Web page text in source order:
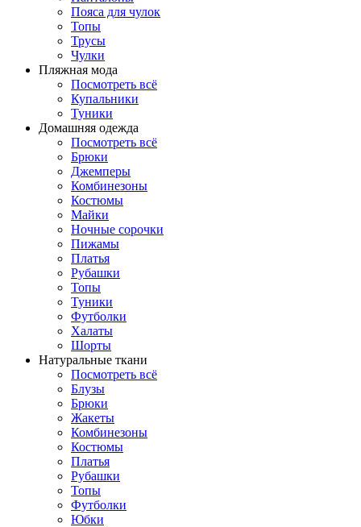
Поясa для чулок
Топы
Трусы
Чулки
Пляжная мода
Посмотреть всё
Купальники
Туники
Домашняя одежда
Посмотреть всё
Брюки
Джемперы
Комбинезоны
Костюмы
Майки
Ночные сорочки
Пижамы
Платья
Рубашки
Топы
Туники
Футболки
Халаты
Шорты
Натуральные ткани
Посмотреть всё
Блузы
Брюки
Жакеты
Комбинезоны
Костюмы
Платья
Рубашки
Топы
Футболки
Юбки